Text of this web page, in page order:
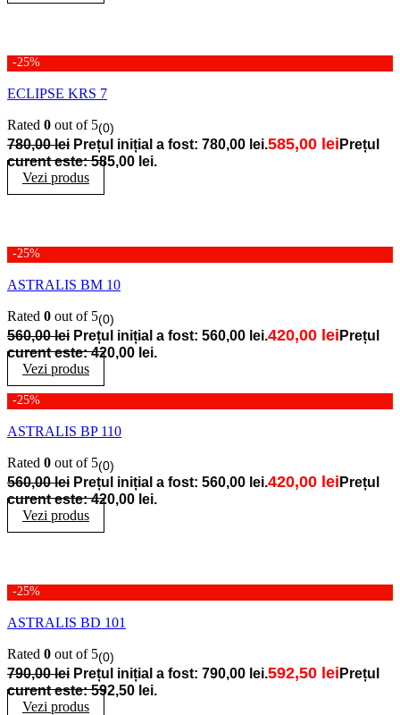
-25%
ECLIPSE KRS 7
Rated 0 out of 5(0)
780,00lei Prețul inițial a fost: 780,00 lei.585,00 lei Prețul
curent este: 585,00 lei.
Vezi produs
-25%
ASTRALIS BM 10
Rated 0 out of 5(0)
560,00lei Prețul inițial a fost: 560,00 lei.420,00 lei Prețul
curent este: 420,00 lei.
Vezi produs
-25%
ASTRALIS BP 110
Rated 0 out of 5(0)
560,00lei Prețul inițial a fost: 560,00 lei.420,00 lei Prețul
curent este: 420,00 lei.
Vezi produs
-25%
ASTRALIS BD 101
Rated 0 out of 5(0)
790,00lei Prețul inițial a fost: 790,00 lei.592,50 lei Prețul
curent este: 592,50 lei.
Vezi produs